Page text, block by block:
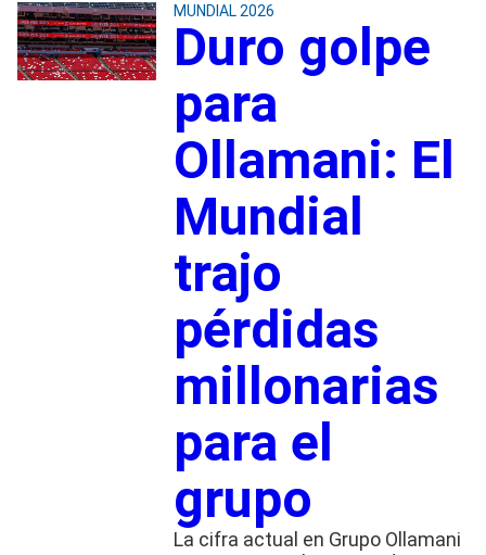
MUNDIAL 2026
Duro golpe
para
Ollamani: El
Mundial
trajo
pérdidas
millonarias
para el
grupo
La cifra actual en Grupo Ollamani